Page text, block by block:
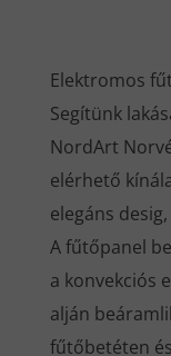
Elektromos
Segítünk
NordArt
elérhető
elegáns
A fűtőpanel
a konvekciós
alján
fűtőbetéten